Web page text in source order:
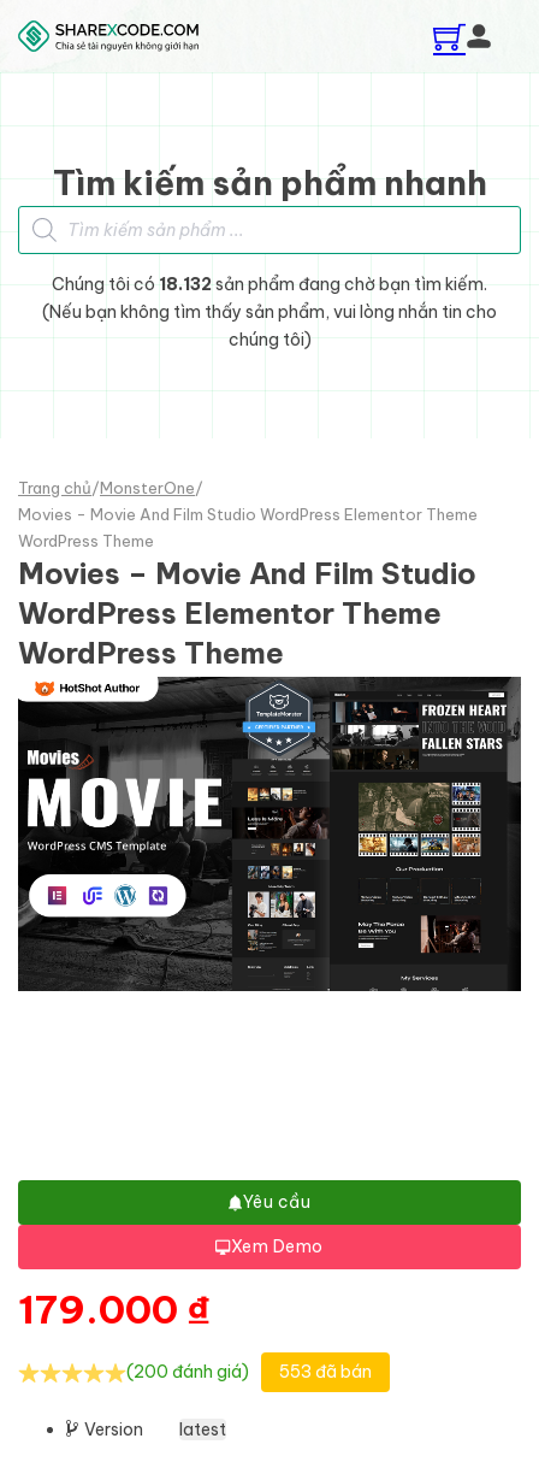
Skip to main content
Skip to footer
Tìm kiếm sản phẩm nhanh
Tìm kiếm sản phẩm
Chúng tôi có 18.132sản phẩm đang chờ bạn tìm kiếm.
(Nếu bạn không tìm thấy sản phẩm, vui lòng nhắn tin cho
chúng tôi)
Trang chủ/MonsterOne/
Movies - Movie And Film Studio WordPress Elementor Theme
WordPress Theme
Movies – Movie And Film Studio
WordPress Elementor Theme
WordPress Theme
Yêu cầu
Xem Demo
179.000 ₫
(200 đánh giá) 553 đã bán
Version latest